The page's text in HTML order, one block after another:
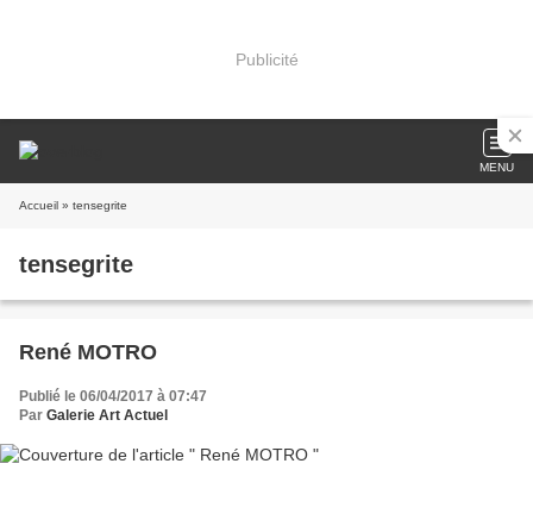
Publicité
MENU
Accueil » tensegrite
tensegrite
René MOTRO
Publié le 06/04/2017 à 07:47
Par Galerie Art Actuel